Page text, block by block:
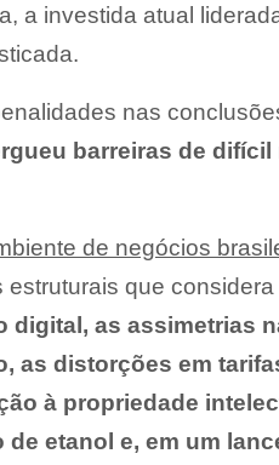
a investida atual
nas
barreiras de
de negócios
que
digital, as assimetrias
as distorções em
à propriedade
de etanol e, em um